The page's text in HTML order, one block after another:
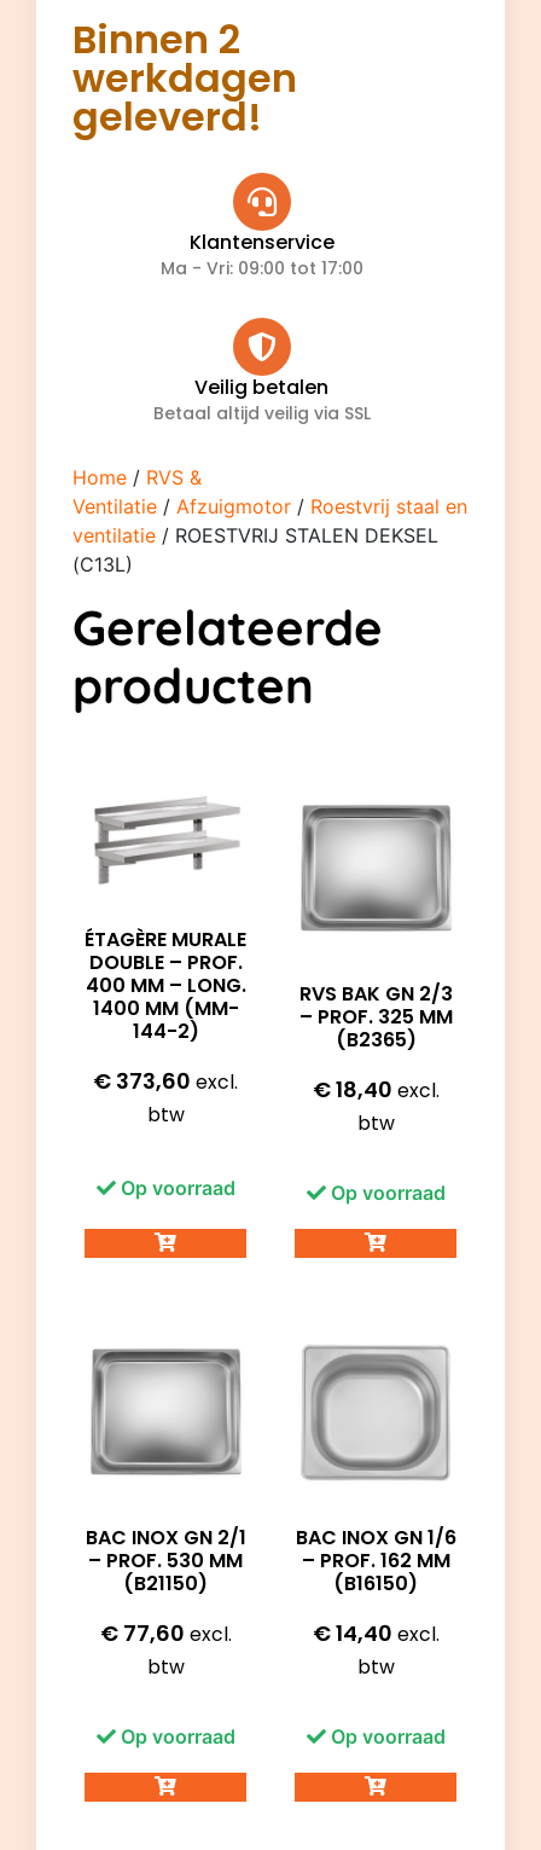
Binnen 2
werkdagen
geleverd!
Klantenservice
Ma - Vri: 09:00 tot 17:00
Veilig betalen
Betaal altijd veilig via SSL
Home / RVS &
Ventilatie / Afzuigmotor / Roestvrij staal en
ventilatie / ROESTVRIJ STALEN DEKSEL
(C13L)
Gerelateerde
producten
ÉTAGÈRE MURALE
DOUBLE – PROF.
400 MM – LONG.
1400 MM (MM-
144-2)
€ 373,60 excl.
btw
Op voorraad
RVS BAK GN 2/3
– PROF. 325 MM
(B2365)
€18,40 excl.
btw
Op voorraad
BAC INOX GN 2/1
– PROF. 530 MM
(B21150)
€77,60 excl.
btw
Op voorraad
BAC INOX GN 1/6
– PROF. 162 MM
(B16150)
€14,40 excl.
btw
Op voorraad